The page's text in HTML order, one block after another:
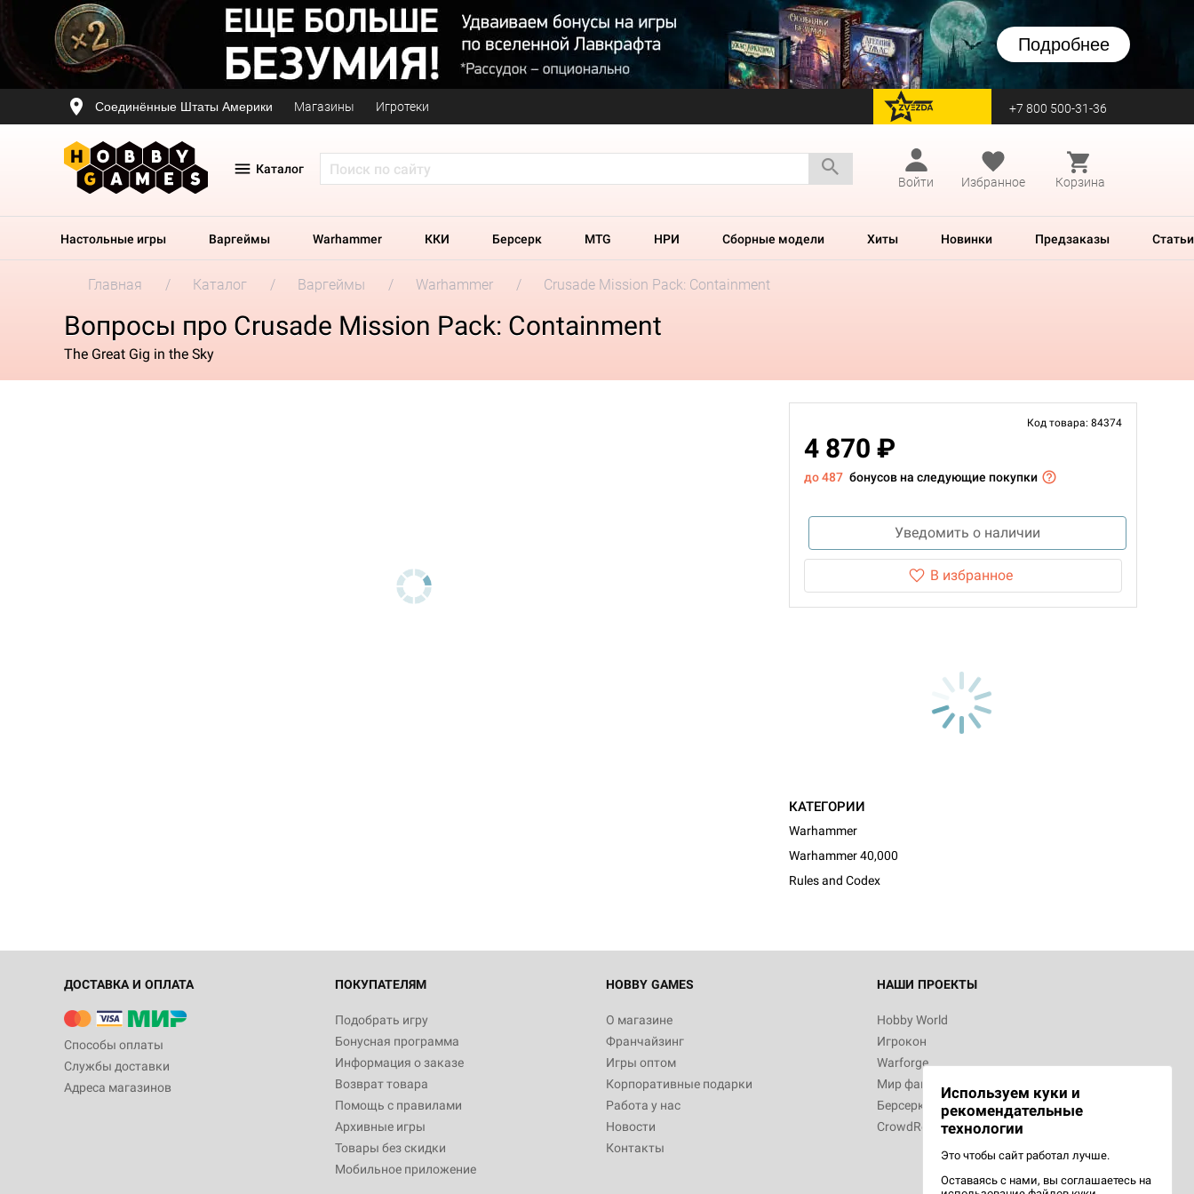
Подробнее
Соединённые Штаты Америки Магазины Игротеки перейти на Zvezda +7 800 500-31-36
Каталог
Войти
Избранное Корзина
Настольные игры Варгеймы Warhammer ККИ Берсерк MTG НРИ Сборные модели Хиты Новинки Предзаказы Статьи
Главная Каталог Варгеймы Warhammer Crusade Mission Pack: Containment
Вопросы про Crusade Mission Pack: Containment
The Great Gig in the Sky
Код товара: 84374
4 870 ₽
до 487 бонусов на следующие покупки
Уведомить о наличии
В избранное
КАТЕГОРИИ
Warhammer
Warhammer 40,000
Rules and Codex
ДОСТАВКА И ОПЛАТА
Способы оплаты
Службы доставки
Адреса магазинов
ПОКУПАТЕЛЯМ
Подобрать игру
Бонусная программа
Информация о заказе
Возврат товара
Помощь с правилами
Архивные игры
Товары без скидки
Мобильное приложение
HOBBY GAMES
О магазине
Франчайзинг
Игры оптом
Корпоративные подарки
Работа у нас
Новости
Контакты
НАШИ ПРОЕКТЫ
Hobby World
Игрокон
Warforge
Мир фантастики
Берсерк
CrowdRepublic
Используем куки и
рекомендательные
технологии
Это чтобы сайт работал лучше.
Оставаясь с нами, вы соглашаетесь на